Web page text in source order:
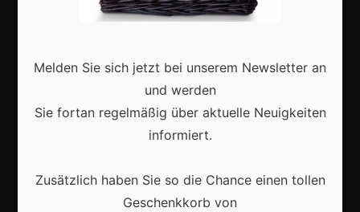
Produkte
Melden Sie sich jetzt bei unserem Newsletter an
und werden
Sie fortan regelmäßig über aktuelle Neuigkeiten
informiert.
Zusätzlich haben Sie so die Chance einen tollen
Geschenkkorb von